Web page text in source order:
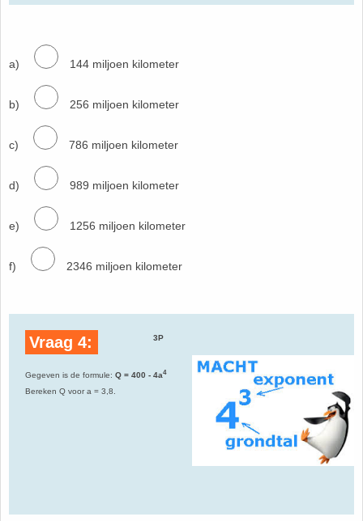
a) 144 miljoen kilometer
b) 256 miljoen kilometer
c) 786 miljoen kilometer
d) 989 miljoen kilometer
e) 1256 miljoen kilometer
f) 2346 miljoen kilometer
3P
Vraag 4:
Gegeven is de formule: Q = 400 - 4a4
Bereken Q voor a = 3,8.
35. Symmetrie
36. Tangens van een hoek
37. Telraam Abacus
38. Vergelijkingen (geschiedenis)
39. Wet van Benford
40. Worteltrekken